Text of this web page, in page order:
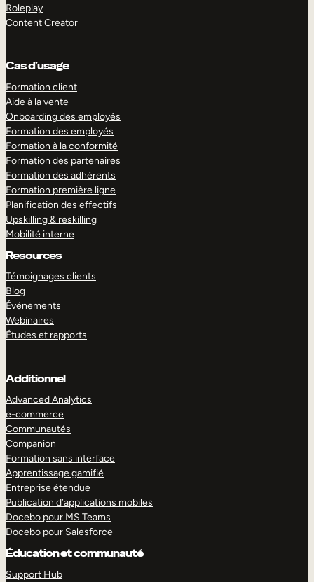
Roleplay
Content Creator
Cas d’usage
Formation client
Aide à la vente
Onboarding des employés
Formation des employés
Formation à la conformité
Formation des partenaires
Formation des adhérents
Formation première ligne
Planification des effectifs
Upskilling & reskilling
Mobilité interne
Resources
Témoignages clients
Blog
Événements
Webinaires
Études et rapports
Additionnel
Advanced Analytics
e-commerce
Communautés
Companion
Formation sans interface
Apprentissage gamifié
Entreprise étendue
Publication d’applications mobiles
Docebo pour MS Teams
Docebo pour Salesforce
Éducation et communauté
Support Hub